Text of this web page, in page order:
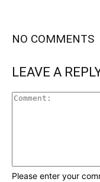
NO COMMENTS
LEAVE A
Please enter your